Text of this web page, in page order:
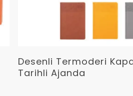
Devamını Oku
Desenli Termoderi
Tarihli Ajanda